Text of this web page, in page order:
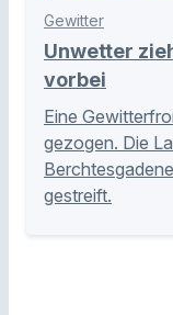
Gewitter
Unwetter
vorbei
Eine
gezogen. Die
gestreift.